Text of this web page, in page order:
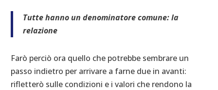
Tutte hanno un denominatore comune: la
relazione
Farò perciò ora quello che potrebbe sembrare un
passo indietro per arrivare a farne due in avanti:
rifletterò sulle condizioni e i valori che rendono la